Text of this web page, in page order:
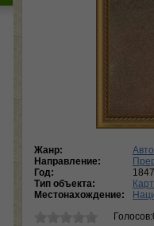
Жанр:
Направление:
Год:
1847
Тип объекта:
Местонахождение: